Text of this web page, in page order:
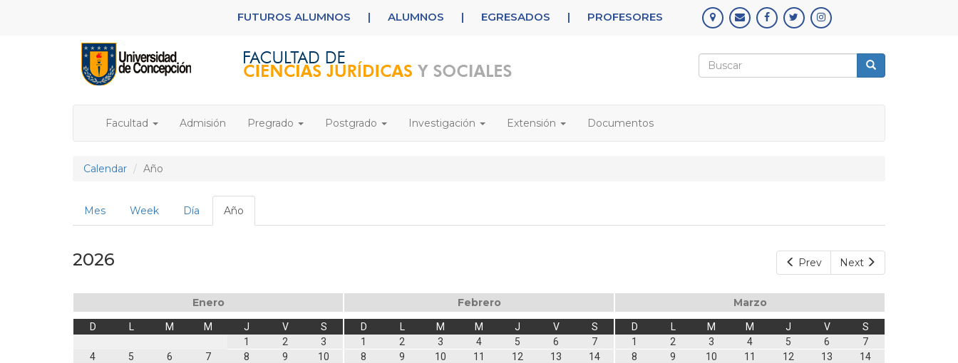
FUTUROS ALUMNOS | ALUMNOS | EGRESADOS | PROFESORES
Formulario
búsqueda
Facultad Admisión Pregrado Postgrado Investigación Extensión Documentos
Calendar Año
Solapas
principales
Mes Week Día Año
activa)
Prev Next
2026
Enero
D L M M J V
S
1
2
3
4
5 6 7 8 9
10
Febrero
D L M M J V
S
1
2 3 4 5 6
7
8
9 10 11 12 13
14
Marzo
D L M M J V
S
1
2 3 4 5 6
7
8
9 10 11 12 13
14